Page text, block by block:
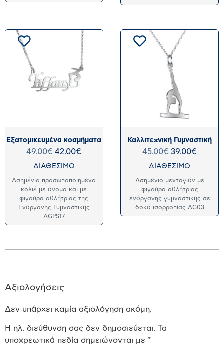
Εξατομικευμένα κοσμήματα
49.00€ 42.00€
ΔΙΑΘΕΣΙΜΟ
Ασημένιο προσωποποιημένο
κολιέ με όνομα και με
φιγούρα αθλήτριας της
Ενόργανης Γυμναστικής
AGPS17
Καλλιτεχνική Γυμναστική
45.00€ 39.00€
ΔΙΑΘΕΣΙΜΟ
Ασημένιο μενταγιόν με
φιγούρα αθλήτριας
ενόργανης γυμναστικής σε
δοκό ισορροπίας AG03
Αξιολογήσεις
Δεν υπάρχει καμία αξιολόγηση ακόμη.
Η ηλ. διεύθυνση σας δεν δημοσιεύεται. Τα
υποχρεωτικά πεδία σημειώνονται με *